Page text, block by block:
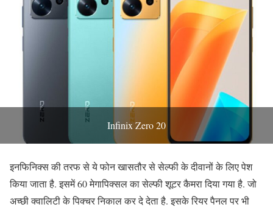
Infinix Zero 20
इनफिनिक्स की तरफ से ये फोन खासतौर से सेल्फी के दीवानों के लिए पेश
किया जाता है. इसमें 60 मेगापिक्सल का सेल्फी शूटर कैमरा दिया गया है. जो
अच्छी क्वालिटी के पिक्चर निकाल कर दे देता है. इसके रियर पैनल पर भी